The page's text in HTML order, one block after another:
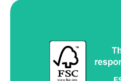
自2017年起，Anaïk已获得
C135049）。FSC®制定了
材料在整个供应链中的可追